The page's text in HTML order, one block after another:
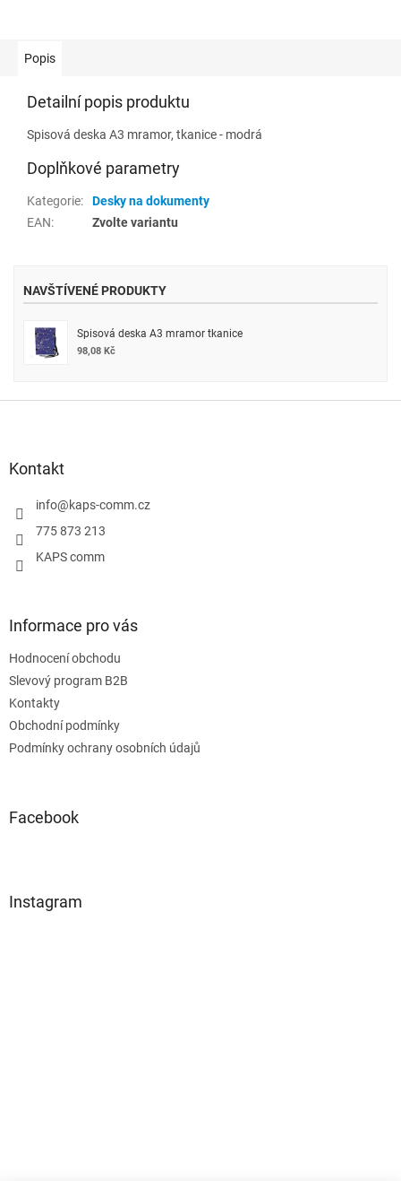
Popis
Detailní popis produktu
Spisová deska A3 mramor, tkanice - modrá
Doplňkové parametry
Kategorie:
Desky na dokumenty
EAN: Zvolte variantu
NAVŠTÍVENÉ PRODUKTY
Spisová deska A3 mramor tkanice
98,08 Kč
Kontakt
info@kaps-comm.cz
775 873 213
KAPS comm
Informace pro vás
Hodnocení obchodu
Slevový program B2B
Kontakty
Obchodní podmínky
Podmínky ochrany osobních údajů
Facebook
Instagram